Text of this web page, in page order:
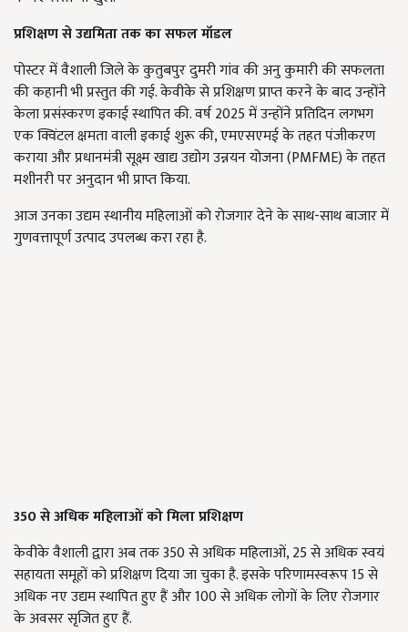
प्रशिक्षण से उद्यमिता तक का सफल मॉडल
पोस्टर में वैशाली जिले के कुतुबपुर दुमरी गांव की अनु कुमारी की सफलता
की कहानी भी प्रस्तुत की गई. केवीके से प्रशिक्षण प्राप्त करने के बाद उन्होंने
केला प्रसंस्करण इकाई स्थापित की. वर्ष 2025 में उन्होंने प्रतिदिन लगभग
एक क्विंटल क्षमता वाली इकाई शुरू की, एमएसएमई के तहत पंजीकरण
कराया और प्रधानमंत्री सूक्ष्म खाद्य उद्योग उन्नयन योजना (PMFME) के तहत
मशीनरी पर अनुदान भी प्राप्त किया.
आज उनका उद्यम स्थानीय महिलाओं को रोजगार देने के साथ-साथ बाजार में
गुणवत्तापूर्ण उत्पाद उपलब्ध करा रहा है.
350 से अधिक महिलाओं को मिला प्रशिक्षण
केवीके वैशाली द्वारा अब तक 350 से अधिक महिलाओं, 25 से अधिक स्वयं
सहायता समूहों को प्रशिक्षण दिया जा चुका है. इसके परिणामस्वरूप 15 से
अधिक नए उद्यम स्थापित हुए हैं और 100 से अधिक लोगों के लिए रोजगार
के अवसर सृजित हुए हैं.